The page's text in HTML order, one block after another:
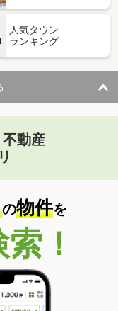
人気タウン
ランキング
動産
の物件を
！